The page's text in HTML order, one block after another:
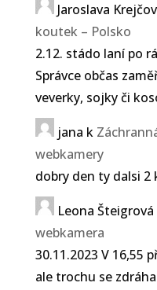
Jaroslava
koutek – Polsko
2.12. stádo laní po
Správce občas
veverky, sojky či
jana k
webkamery
dobry den ty dalsi 2
Leona Šteigrová
webkamera
30.11.2023 V 16,55
ale trochu se